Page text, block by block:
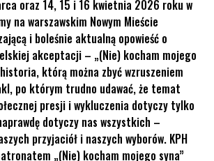
oraz 14, 15 i 16 kwietnia 2026 roku w
na warszawskim Nowym Mieście
i boleśnie aktualną opowieść o
akceptacji – „(Nie) kocham mojego
którą można zbyć wzruszeniem
po którym trudno udawać, że temat
presji i wykluczenia dotyczy tylko
dotyczy nas wszystkich –
przyjaciół i naszych wyborów. KPH
„(Nie) kocham mojego syna”